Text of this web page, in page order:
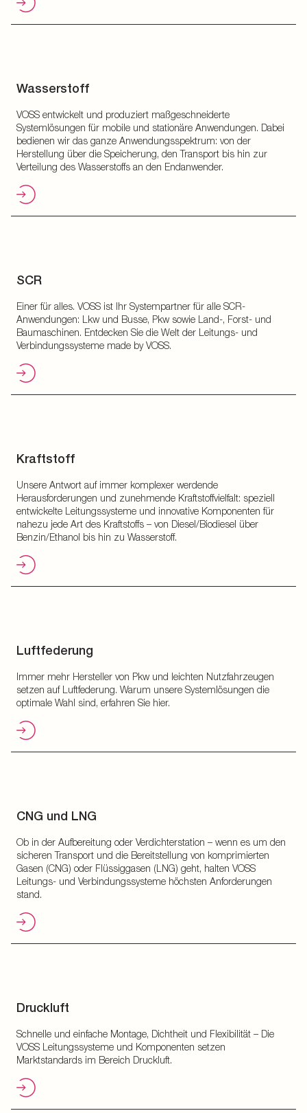
Wasserstoff
VOSS entwickelt und produziert maßgeschneiderte
Systemlösungen für mobile und stationäre Anwendungen. Dabei
bedienen wir das ganze Anwendungsspektrum: von der
Herstellung über die Speicherung, den Transport bis hin zur
Verteilung des Wasserstoffs an den Endanwender.
SCR
Einer für alles. VOSS ist Ihr Systempartner für alle SCR-
Anwendungen: Lkw und Busse, Pkw sowie Land-, Forst- und
Baumaschinen. Entdecken Sie die Welt der Leitungs- und
Verbindungssysteme made by VOSS.
Kraftstoff
Unsere Antwort auf immer komplexer werdende
Herausforderungen und zunehmende Kraftstoffvielfalt: speziell
entwickelte Leitungssysteme und innovative Komponenten für
nahezu jede Art des Kraftstoffs – von Diesel/Biodiesel über
Benzin/Ethanol bis hin zu Wasserstoff.
Luftfederung
Immer mehr Hersteller von Pkw und leichten Nutzfahrzeugen
setzen auf Luftfederung. Warum unsere Systemlösungen die
optimale Wahl sind, erfahren Sie hier.
CNG und LNG
Ob in der Aufbereitung oder Verdichterstation – wenn es um den
sicheren Transport und die Bereitstellung von komprimierten
Gasen (CNG) oder Flüssiggasen (LNG) geht, halten VOSS
Leitungs- und Verbindungssysteme höchsten Anforderungen
stand.
Druckluft
Schnelle und einfache Montage, Dichtheit und Flexibilität – Die
VOSS Leitungssysteme und Komponenten setzen
Marktstandards im Bereich Druckluft.